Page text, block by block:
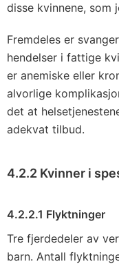
disse kvinnene, som
Fremdeles er
hendelser i fattige
er anemiske eller
alvorlige
det at
adekvat tilbud.
4.2.2 Kvinner i
4.2.2.1 Flyktninger
Tre fjerdedeler av
barn. Antall